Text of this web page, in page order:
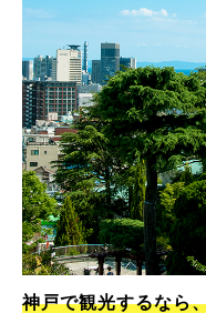
神戸で観光するなら